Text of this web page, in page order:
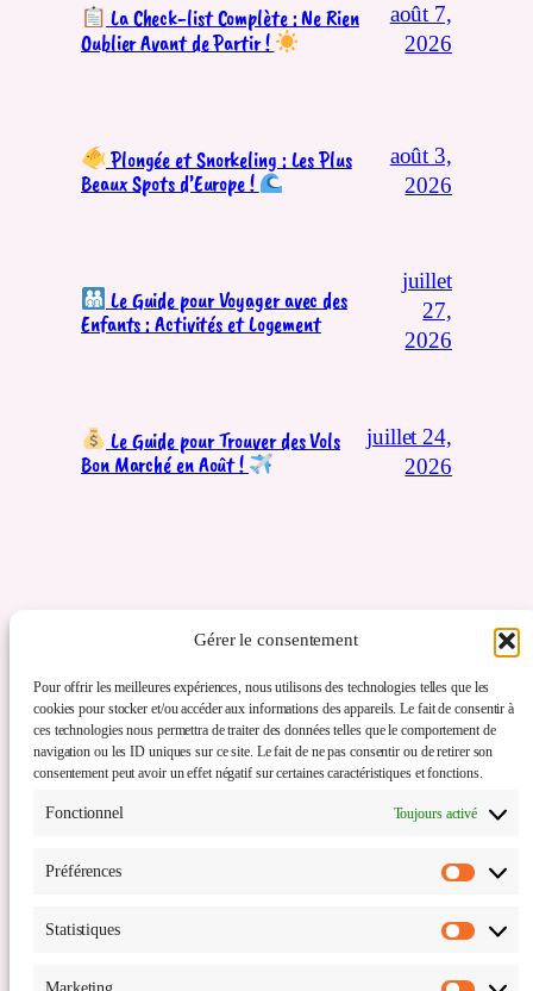
Gérer le consentement
Pour offrir les meilleures expériences, nous utilisons des technologies telles que les
cookies pour stocker et/ou accéder aux informations des appareils. Le fait de consentir à
ces technologies nous permettra de traiter des données telles que le comportement de
navigation ou les ID uniques sur ce site. Le fait de ne pas consentir ou de retirer son
consentement peut avoir un effet négatif sur certaines caractéristiques et fonctions.
Fonctionnel Toujours activé
Préférences
Statistiques
La Check-list Complète : Ne Rien
Oublier Avant de Partir !
août 7,
2026
Plongée et Snorkeling : Les Plus
Beaux Spots d’Europe !
août 3,
2026
Le Guide pour Voyager avec des
Enfants : Activités et Logement
juillet
27,
2026
Le Guide pour Trouver des Vols
Bon Marché en Août !
juillet 24,
2026
Comme un souffle de voyage
toutes la métropole lilloise, Haut-de-France,